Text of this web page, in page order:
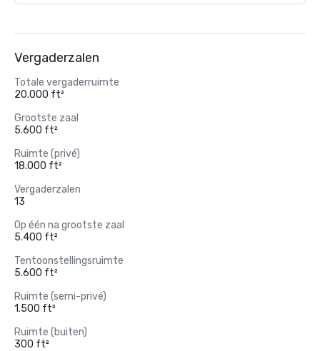
Vergaderzalen
Totale vergaderruimte
20.000 ft²
Grootste zaal
5.600 ft²
Ruimte (privé)
18.000 ft²
Vergaderzalen
13
Op één na grootste zaal
5.400 ft²
Tentoonstellingsruimte
5.600 ft²
Ruimte (semi-privé)
1.500 ft²
Ruimte (buiten)
300 ft²